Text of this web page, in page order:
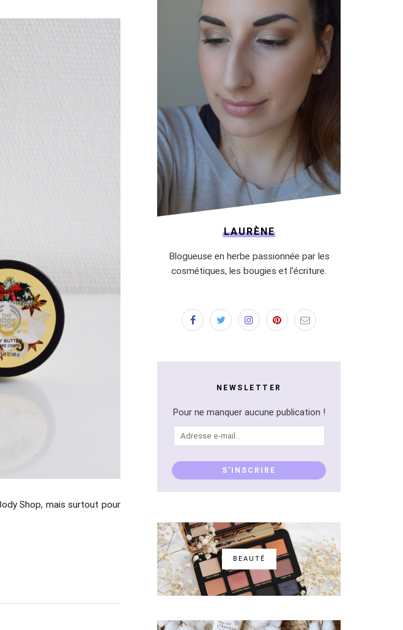
Shop, mais surtout pour
LAURÈNE
Blogueuse en herbe passionnée par les
cosmétiques, les bougies et l'écriture.
NEWSLETTER
Pour ne manquer aucune publication !
Adresse
e-
S'INSCRIRE
BEAUTÉ